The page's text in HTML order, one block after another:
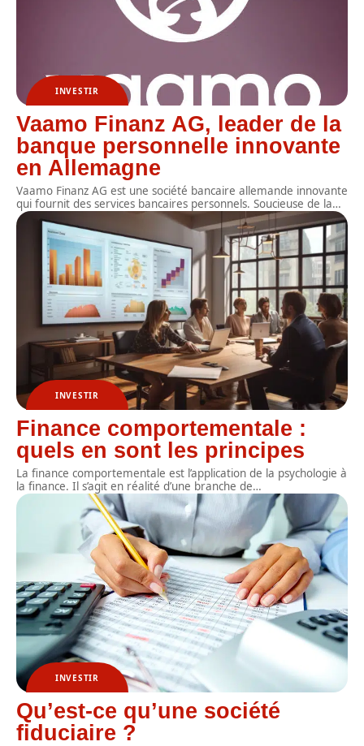
INVESTIR
Vaamo Finanz AG, leader de la
banque personnelle innovante
en Allemagne
Vaamo Finanz AG est une société bancaire allemande innovante
qui fournit des services bancaires personnels. Soucieuse de la…
INVESTIR
Finance comportementale :
quels en sont les principes
La finance comportementale est l’application de la psychologie à
la finance. Il s’agit en réalité d’une branche de…
INVESTIR
Qu’est-ce qu’une société
fiduciaire ?